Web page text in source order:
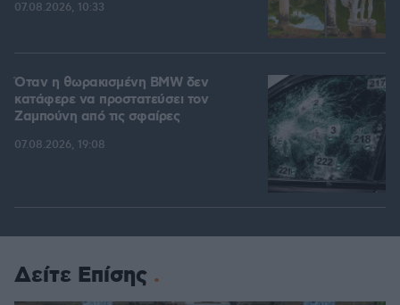
07.08.2026, 10:33
Όταν η θωρακισμένη BMW δεν
κατάφερε να προστατεύσει τον
Ζαμπούνη από τις σφαίρες
07.08.2026, 19:08
Δείτε Επίσης